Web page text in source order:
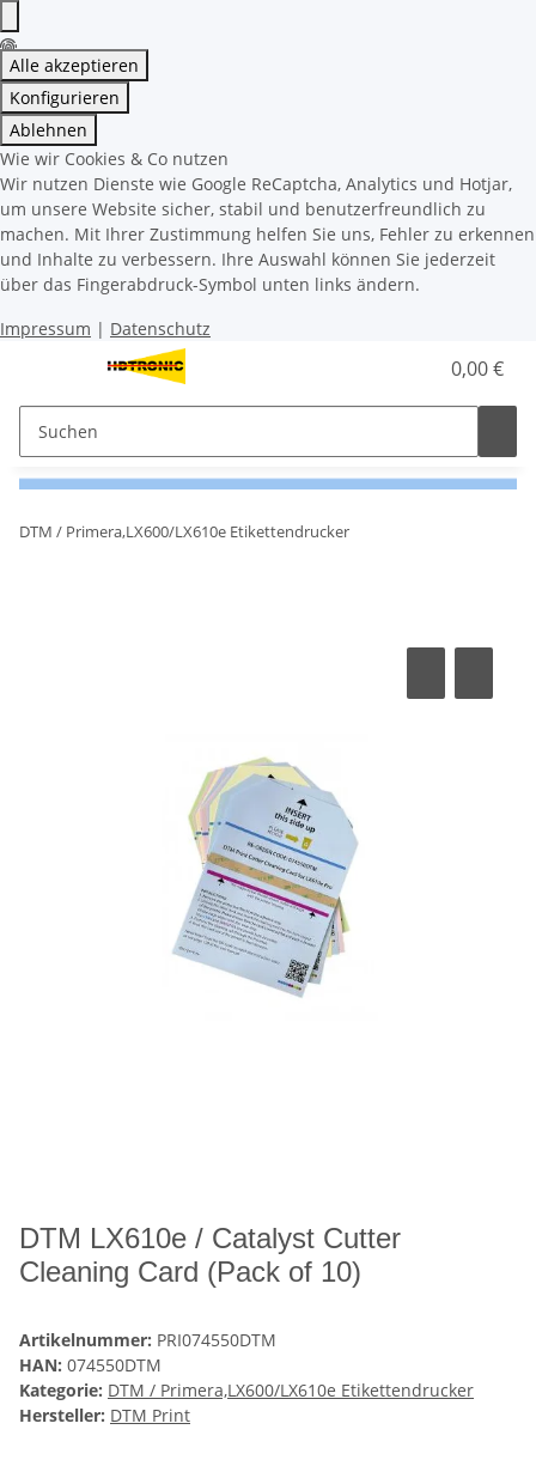
Alle akzeptieren
Konfigurieren
Ablehnen
Wie wir Cookies & Co nutzen
Wir nutzen Dienste wie Google ReCaptcha, Analytics und Hotjar,
um unsere Website sicher, stabil und benutzerfreundlich zu
machen. Mit Ihrer Zustimmung helfen Sie uns, Fehler zu erkennen
und Inhalte zu verbessern. Ihre Auswahl können Sie jederzeit
über das Fingerabdruck-Symbol unten links ändern.
Impressum | Datenschutz
0,00 €
DTM / Primera,LX600/LX610e Etikettendrucker
DTM LX610e / Catalyst Cutter
Cleaning Card (Pack of 10)
Artikelnummer: PRI074550DTM
HAN: 074550DTM
Kategorie: DTM / Primera,LX600/LX610e Etikettendrucker
Hersteller: DTM Print